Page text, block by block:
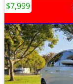
$7,999